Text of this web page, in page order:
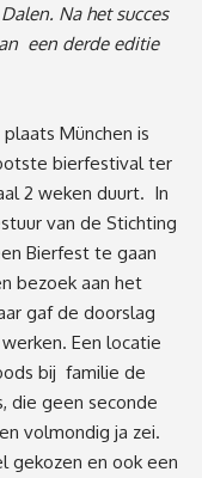
Na het succes
een derde editie
München is
bierfestival ter
2 weken duurt. In
van de Stichting
Bierfest te gaan
bezoek aan het
gaf de doorslag
Een locatie
bij familie de
die geen seconde
volmondig ja zei.
gekozen en ook een